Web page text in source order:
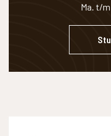
Ma. t/